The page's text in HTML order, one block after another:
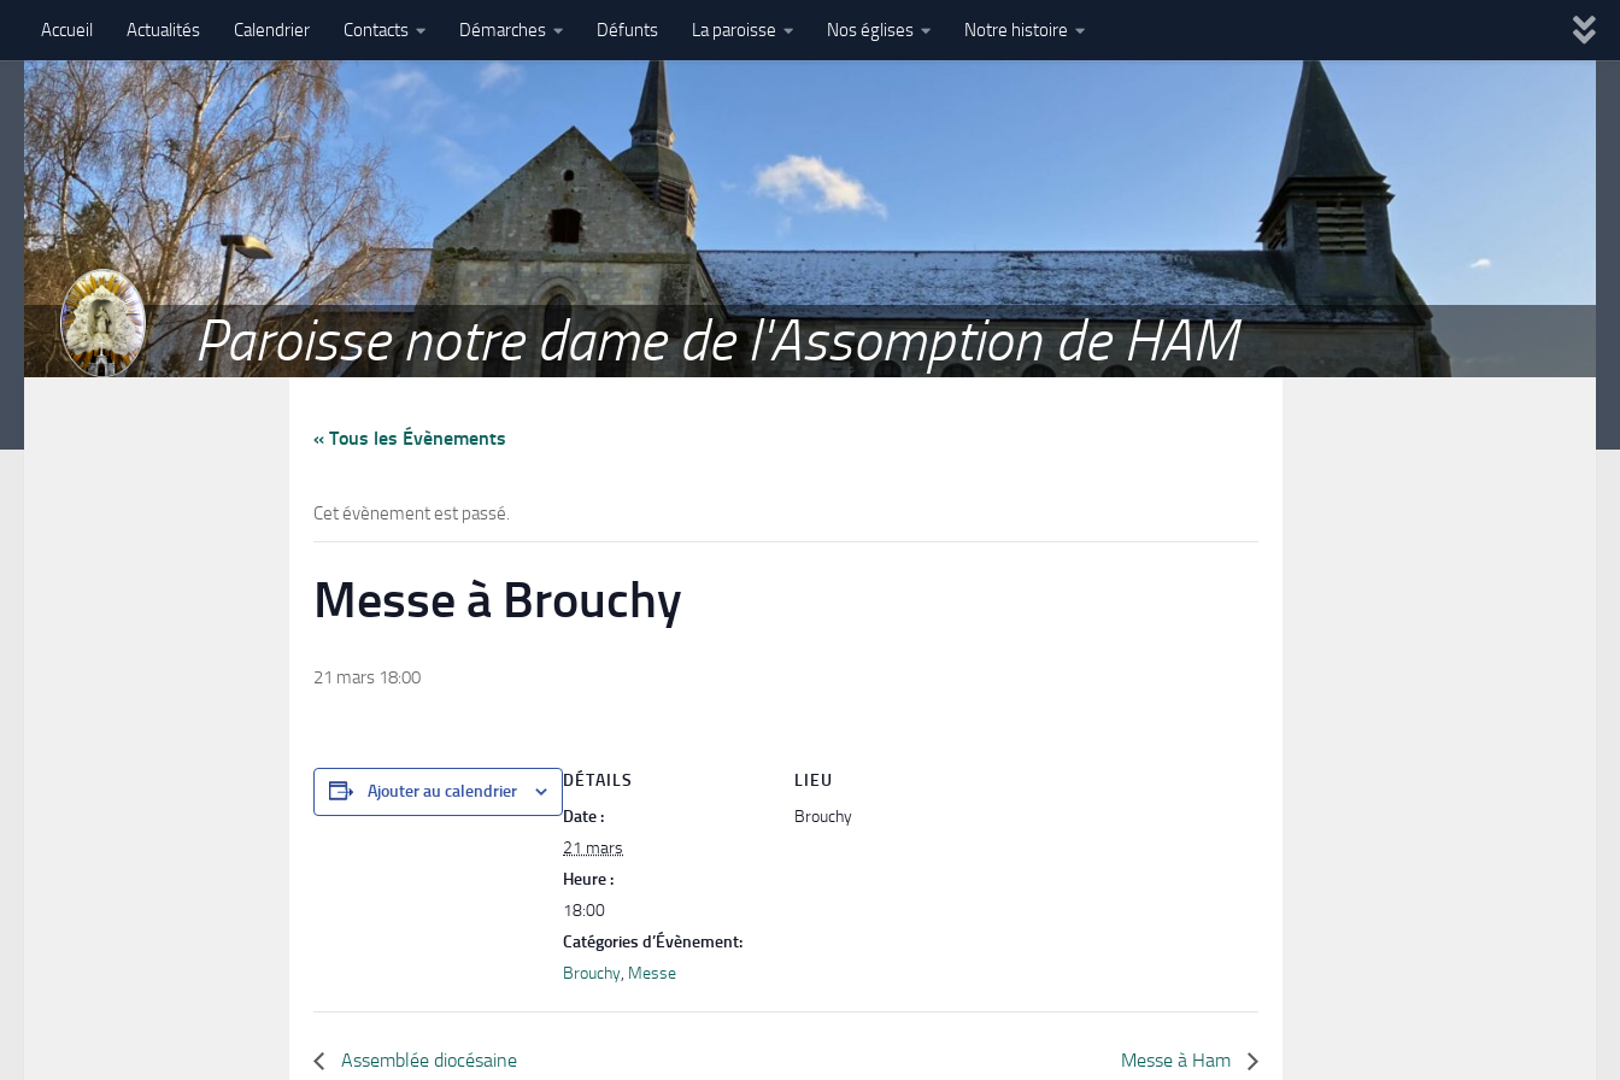
Skip to content
Accueil Actualités Calendrier Contacts Démarches Défunts La paroisse Nos églises Notre histoire
Assemblé paroissiale – 27 juin 2026 – Paroisse Notre-Dame de l’Assomption – Ham
Paroisse notre dame de l'Assomption de HAM
« Tous les Évènements
Cet évènement est passé.
Messe à Brouchy
21 mars 18:00
Ajouter au calendrier
DÉTAILS
Date :
21 mars
Heure :
18:00
Catégories d’Évènement:
Brouchy, Messe
LIEU
Brouchy
Assemblée diocésaine Messe à Ham